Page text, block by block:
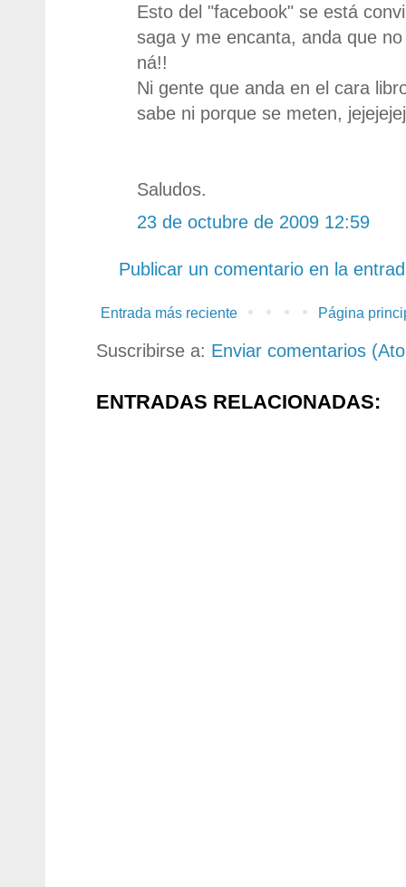
Esto del "facebook" se está
saga y me encanta, anda que
ná!!
Ni gente que anda en el cara
sabe ni porque se meten,
Saludos.
23 de octubre de 2009 12:59
Publicar un comentario en la
Entrada más reciente Página
Suscribirse a: Enviar comentarios
ENTRADAS RELACIONADAS: